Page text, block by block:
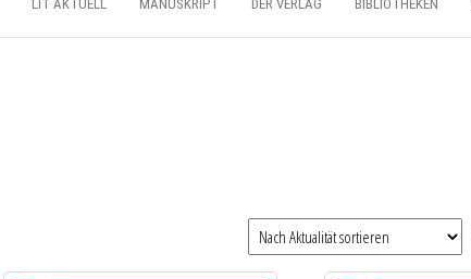
LIT AKTUELL MANUSKRIPT DER VERLAG BIBLIOTHEKEN